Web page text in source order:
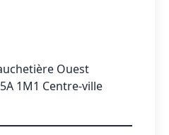
Ouest
1M1 Centre-ville